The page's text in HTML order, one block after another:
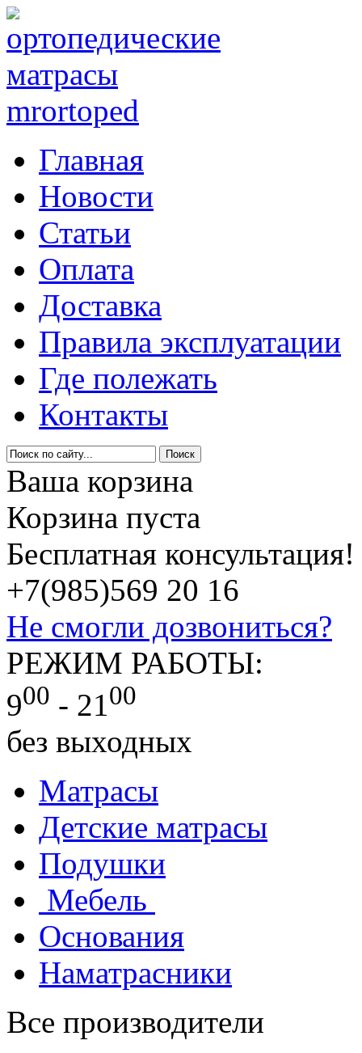
Главная
Новости
Статьи
Оплата
Доставка
Правила эксплуатации
Где полежать
Контакты
Ваша корзина
Корзина пуста
Бесплатная консультация!
+7(985)569 20 16
Не смогли дозвониться?
РЕЖИМ РАБОТЫ:
900 - 2100
без выходных
Матрасы
Детские матрасы
Подушки
Мебель
Основания
Наматрасники
Все производители